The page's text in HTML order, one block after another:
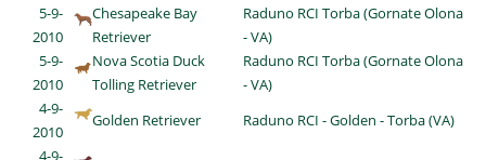
5-9-
2010
Chesapeake Bay
Retriever
Raduno RCI Torba (Gornate Olona
- VA)
5-9-
2010
Nova Scotia Duck
Tolling Retriever
Raduno RCI Torba (Gornate Olona
- VA)
4-9-
2010
Golden Retriever
Raduno RCI - Golden - Torba (VA)
4-9-